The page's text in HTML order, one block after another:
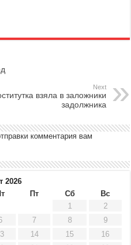
Next
взяла в заложники
задолжника
комментария вам
2026
Пт Сб
Вс
1
2
7 8
9
14 15
16